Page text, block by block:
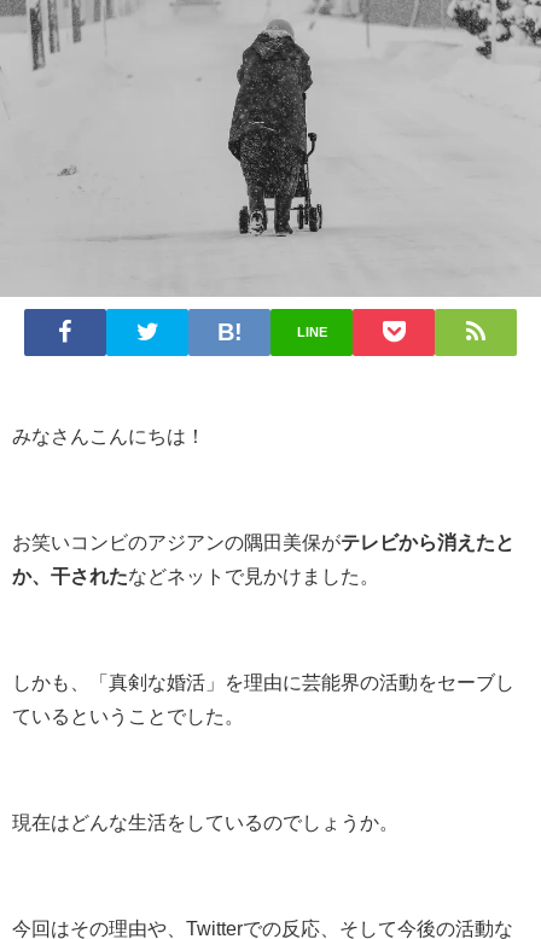
LINE
みなさんこんにちは！
お笑いコンビのアジアンの隅田美保がテレビから消えたと
か、干されたなどネットで見かけました。
しかも、「真剣な婚活」を理由に芸能界の活動をセーブし
ているということでした。
現在はどんな生活をしているのでしょうか。
今回はその理由や、Twitterでの反応、そして今後の活動な